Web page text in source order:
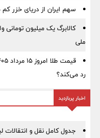
سهم ایران از دریای خزر کم می‌شود؟ ۵ ابهام
کالابرگ یک میلیون
ملی
رد می‌کند؟
اخبار پربازدید
جدول کامل نقل و